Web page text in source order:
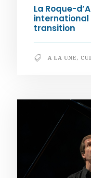
La Roque-
international
transition
A LA UNE,